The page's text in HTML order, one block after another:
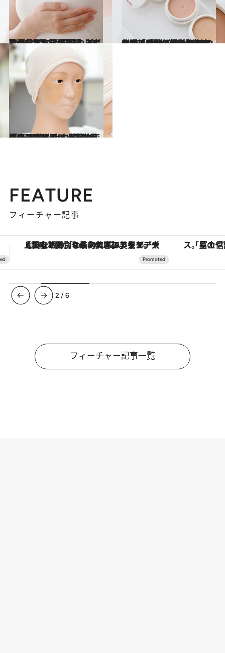
2025.10.18
乳がんで乳房全摘後「自尊心を取り戻せた」…血管の見え方まで再現、リアルすぎる“着脱式の人工乳房”とは？＜温泉もヨガもOK＞
ライフスタイル 2025.10.21
〈戦後のやけど跡のケアから、“乳がんなど治療の副作用による見た目の変化”へ〉資生堂の「メイクを通じたケア」が画期的。「外見の悩みを抱えながら通勤、通学する人も」
ライフスタイル
2025.10.21
「眉頭はどこ？」乳がん治療の副作用による脱毛や肌のくすみ…“外見の変化”は想像以上の苦痛が。悩みに寄り添う《資生堂のメイクアップレッスン》
ライフスタイル
FEATURE
フィーチャー記事
「星のや富士」でデジタルデトックス。冨士信仰の歴史を辿り、心身を調える。 【夏限定ディナーコース】旬を
3 /6
フィーチャー記事一覧